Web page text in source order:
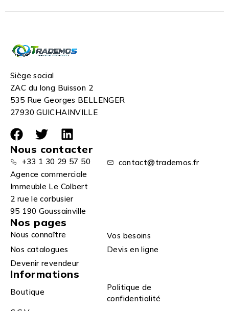
Siège social
ZAC du long Buisson 2
535 Rue Georges BELLENGER
27930 GUICHAINVILLE
Nous contacter
+33 1 30 29 57 50
contact@trademos.fr
Agence commerciale
Immeuble Le Colbert
2 rue le corbusier
95 190 Goussainville
Nos pages
Nous connaître
Vos besoins
Nos catalogues
Devis en ligne
Devenir revendeur
Informations
Boutique
Politique de
confidentialité